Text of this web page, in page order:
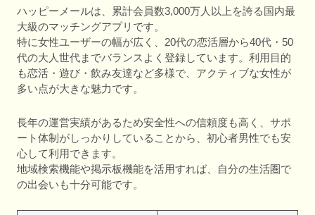
ハッピーメールは、累計会員数3,000万人以上を誇る国内最
大級のマッチングアプリです。
特に女性ユーザーの幅が広く、20代の恋活層から40代・50
代の大人世代までバランスよく登録しています。利用目的
も恋活・遊び・飲み友達など多様で、アクティブな女性が
多い点が大きな魅力です。
長年の運営実績があるため安全性への信頼度も高く、サポ
ート体制がしっかりしていることから、初心者男性でも安
心して利用できます。
地域検索機能や掲示板機能を活用すれば、自分の生活圏で
の出会いも十分可能です。